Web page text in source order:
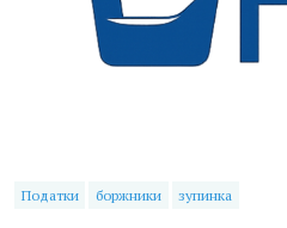
Податки боржники зупинка